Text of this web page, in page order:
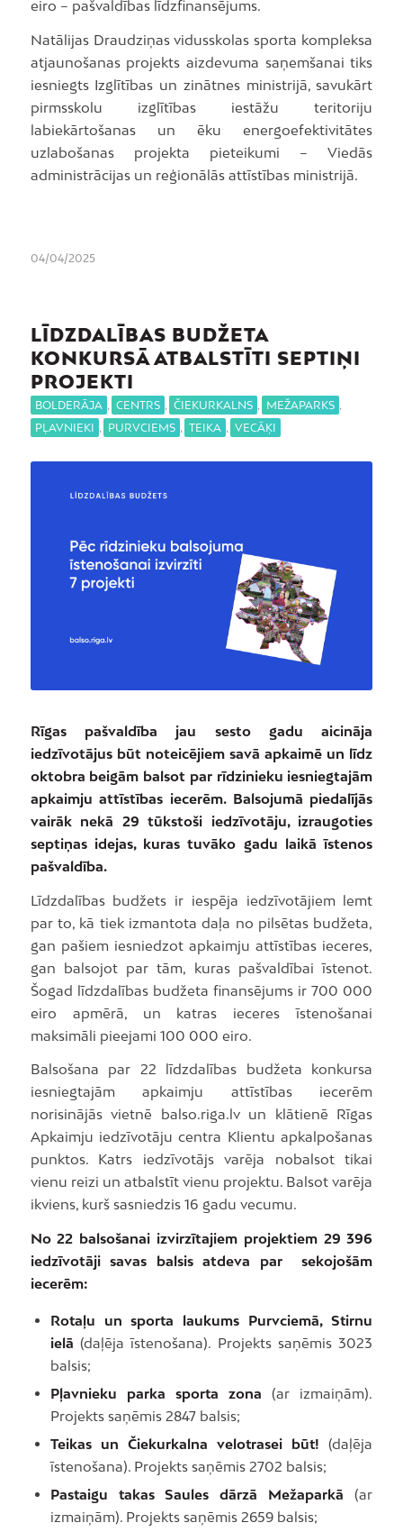
eiro – pašvaldības līdzfinansējums.
Natālijas Draudziņas vidusskolas sporta kompleksa
atjaunošanas projekts aizdevuma saņemšanai tiks
iesniegts Izglītības un zinātnes ministrijā, savukārt
pirmsskolu izglītības iestāžu teritoriju
labiekārtošanas un ēku energoefektivitātes
uzlabošanas projekta pieteikumi – Viedās
administrācijas un reģionālās attīstības ministrijā.
04/04/2025
LĪDZDALĪBAS BUDŽETA
KONKURSĀ ATBALSTĪTI SEPTIŅI
PROJEKTI
BOLDERĀJA , CENTRS , ČIEKURKALNS , MEŽAPARKS ,
PĻAVNIEKI , PURVCIEMS , TEIKA , VECĀĶI
Rīgas pašvaldība jau sesto gadu aicināja
iedzīvotājus būt noteicējiem savā apkaimē un līdz
oktobra beigām balsot par rīdzinieku iesniegtajām
apkaimju attīstības iecerēm. Balsojumā piedalījās
vairāk nekā 29 tūkstoši iedzīvotāju, izraugoties
septiņas idejas, kuras tuvāko gadu laikā īstenos
pašvaldība.
Līdzdalības budžets ir iespēja iedzīvotājiem lemt
par to, kā tiek izmantota daļa no pilsētas budžeta,
gan pašiem iesniedzot apkaimju attīstības ieceres,
gan balsojot par tām, kuras pašvaldībai īstenot.
Šogad līdzdalības budžeta finansējums ir 700 000
eiro apmērā, un katras ieceres īstenošanai
maksimāli pieejami 100 000 eiro.
Balsošana par 22 līdzdalības budžeta konkursa
iesniegtajām apkaimju attīstības iecerēm
norisinājās vietnē balso.riga.lv un klātienē Rīgas
Apkaimju iedzīvotāju centra Klientu apkalpošanas
punktos. Katrs iedzīvotājs varēja nobalsot tikai
vienu reizi un atbalstīt vienu projektu. Balsot varēja
ikviens, kurš sasniedzis 16 gadu vecumu.
No 22 balsošanai izvirzītajiem projektiem 29 396
iedzīvotāji savas balsis atdeva par sekojošām
iecerēm:
Rotaļu un sporta laukums Purvciemā, Stirnu
ielā (daļēja īstenošana). Projekts saņēmis 3023
balsis;
Pļavnieku parka sporta zona (ar izmaiņām).
Projekts saņēmis 2847 balsis;
Teikas un Čiekurkalna velotrasei būt! (daļēja
īstenošana). Projekts saņēmis 2702 balsis;
Pastaigu takas Saules dārzā Mežaparkā (ar
izmaiņām). Projekts saņēmis 2659 balsis;